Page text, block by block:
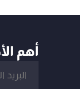
أهم